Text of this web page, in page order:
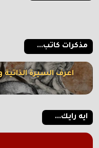
مذكرات كاتب...
اعرف السيرة الذاتية
ايه رايك...